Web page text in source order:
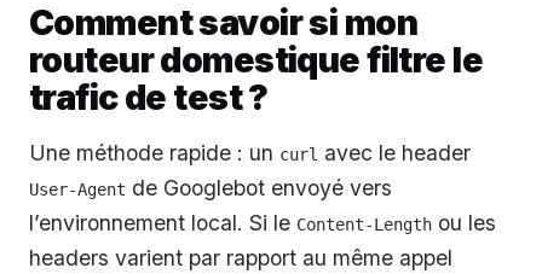
Comment savoir si mon
routeur domestique filtre le
trafic de test ?
Une méthode rapide : un curl avec le header
User-Agent de Googlebot envoyé vers
l’environnement local. Si le Content-Length ou les
headers varient par rapport au même appel